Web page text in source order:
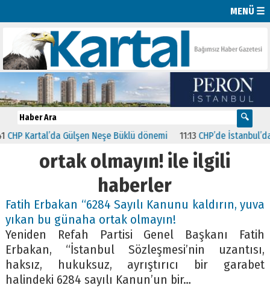
MENÜ ☰
Kartal’da Gülşen Neşe Büklü dönemi 11:13 CHP’de
ortak olmayın! ile ilgili
haberler
Fatih Erbakan “6284 Sayılı Kanunu kaldırın, yuva
yıkan bu günaha ortak olmayın!
Yeniden Refah Partisi Genel Başkanı Fatih
Erbakan, “İstanbul Sözleşmesi’nin uzantısı,
haksız, hukuksuz, ayrıştırıcı bir garabet
halindeki 6284 sayılı Kanun’un bir…